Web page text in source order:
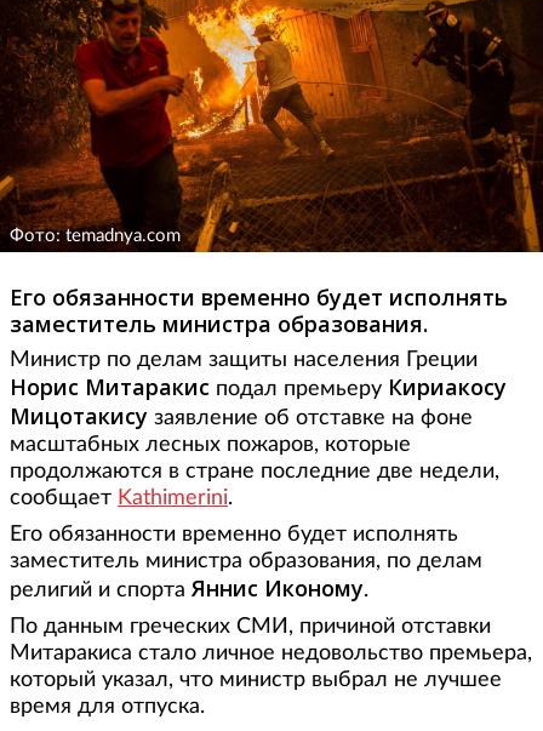
Фото: temadnya.com
Его обязанности временно будет исполнять
заместитель министра образования.
Министр по делам защиты населения Греции
Норис Митаракис подал премьеру Кириакосу
Мицотакису заявление об отставке на фоне
масштабных лесных пожаров, которые
продолжаются в стране последние две недели,
сообщает Kathimerini.
Его обязанности временно будет исполнять
заместитель министра образования, по делам
религий и спорта Яннис Иконому.
По данным греческих СМИ, причиной отставки
Митаракиса стало личное недовольство премьера,
который указал, что министр выбрал не лучшее
время для отпуска.